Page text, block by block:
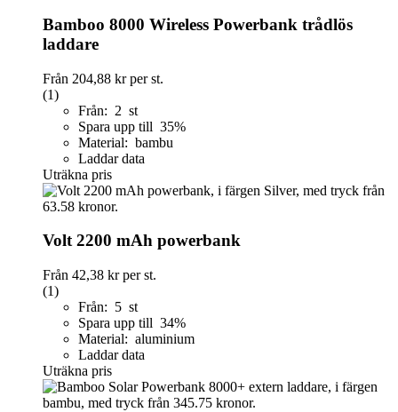
Bamboo 8000 Wireless Powerbank trådlös
laddare
Från 204,88 krper st.
(1)
Från: 2 st
Spara upp till 35%
Material: bambu
Laddar data
Uträkna pris
Volt 2200 mAh powerbank
Från 42,38 krper st.
(1)
Från: 5 st
Spara upp till 34%
Material: aluminium
Laddar data
Uträkna pris